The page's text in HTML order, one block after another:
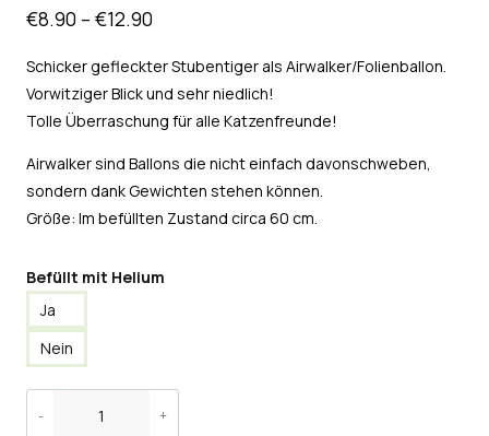
€8.90 – €12.90
Schicker gefleckter Stubentiger als Airwalker/Folienballon.
Vorwitziger Blick und sehr niedlich!
Tolle Überraschung für alle Katzenfreunde!
Airwalker sind Ballons die nicht einfach davonschweben,
sondern dank Gewichten stehen können.
Größe: Im befüllten Zustand circa 60 cm.
Befüllt mit Helium
Ja
Nein